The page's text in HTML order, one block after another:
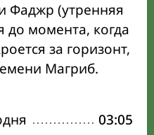
Фаджр (утренняя
до момента, когда
за горизонт,
Магриб.
03:05